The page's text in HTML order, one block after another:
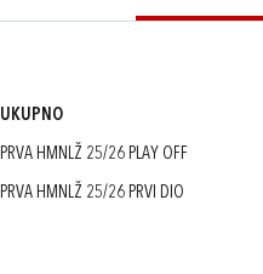
UKUPNO
PRVA HMNLŽ 25/26 PLAY OFF
PRVA HMNLŽ 25/26 PRVI DIO